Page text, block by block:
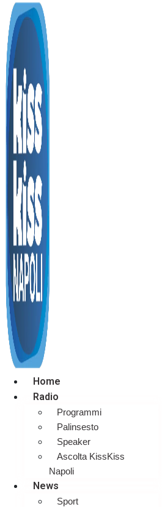
Home
Radio
Programmi
Palinsesto
Speaker
Ascolta KissKiss
Napoli
News
Sport